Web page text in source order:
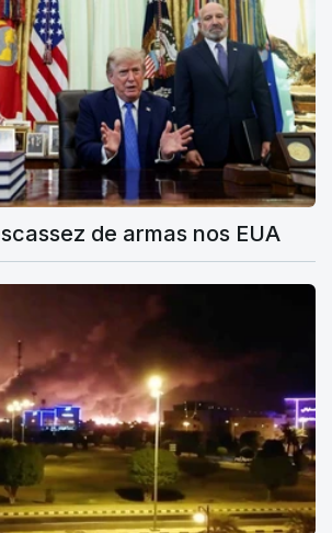
de armas nos EUA